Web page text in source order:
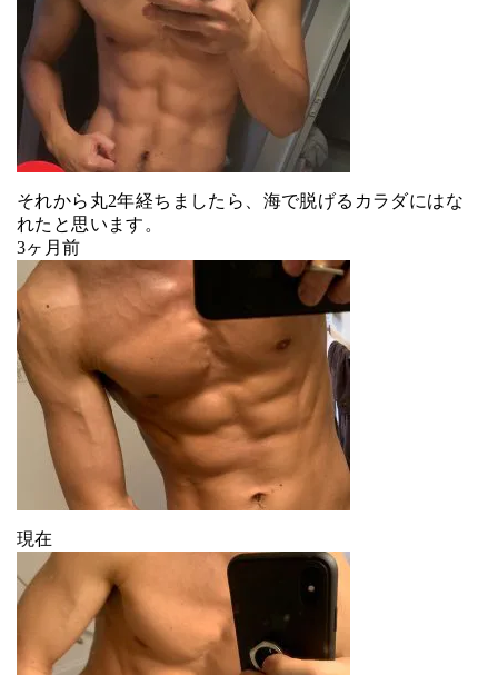
それから丸2年経ちましたら、海で脱げるカラダにはな
れたと思います。
3ヶ月前
現在